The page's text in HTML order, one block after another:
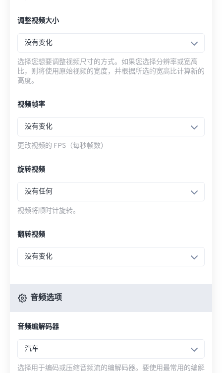
调整视频大小
没有变化
选择您想要调整视频尺寸的方式。如果您选择分辨率或宽高
比，则将使用原始视频的宽度，并根据所选的宽高比计算新的
高度。
视频帧率
没有变化
更改视频的 FPS（每秒帧数）
旋转视频
没有任何
视频将顺时针旋转。
翻转视频
没有变化
音频选项
音频编解码器
汽车
选择用于编码或压缩音频流的编解码器。要使用最常用的编解